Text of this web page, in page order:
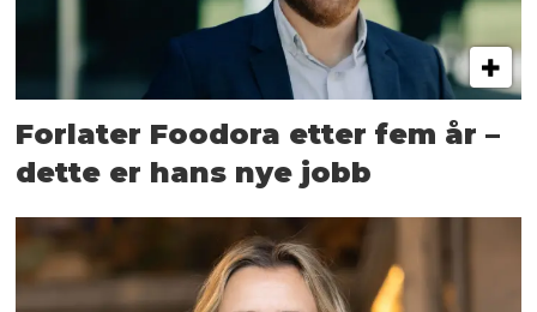
Forlater Foodora etter fem år –
dette er hans nye jobb